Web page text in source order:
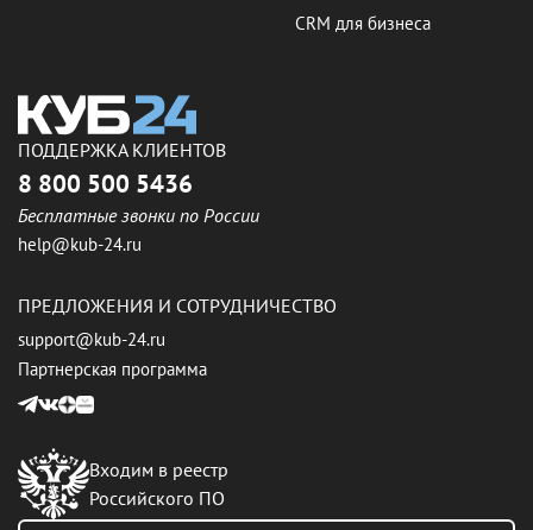
CRM для бизнеса
ПОДДЕРЖКА КЛИЕНТОВ
8 800 500 5436
Бесплатные звонки по России
help@kub-24.ru
ПРЕДЛОЖЕНИЯ И СОТРУДНИЧЕСТВО
support@kub-24.ru
Партнерская программа
Входим в реестр
Российского ПО